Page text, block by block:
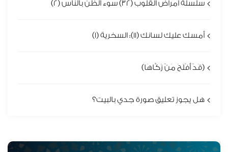
سلسلة أمراض القلوب (32) سوء الظن بالناس (2)
أمسك عليك لسانك (11): السخرية (1)
(قَدْ أَفْلَحَ مَنْ زَكَّاهَا)
هل يجوز تعليق صورة جدي بالبيت؟